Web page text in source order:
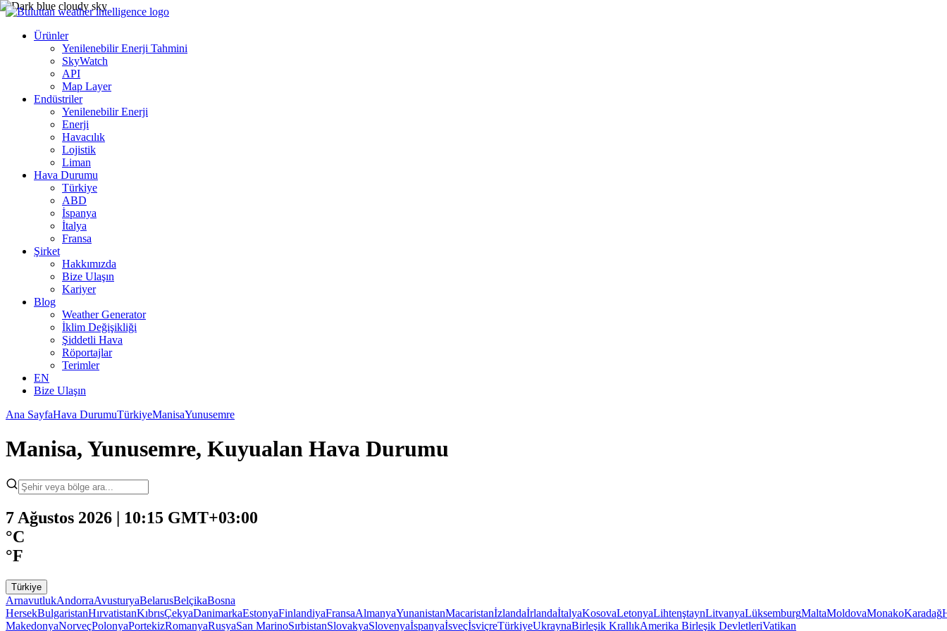
Ürünler
Yenilenebilir Enerji Tahmini
SkyWatch
API
Map Layer
Endüstriler
Yenilenebilir Enerji
Enerji
Havacılık
Lojistik
Liman
Hava Durumu
Türkiye
ABD
İspanya
İtalya
Fransa
Şirket
Hakkımızda
Bize Ulaşın
Kariyer
Blog
Weather Generator
İklim Değişikliği
Şiddetli Hava
Röportajlar
Terimler
EN
Bize Ulaşın
Ana SayfaHava DurumuTürkiyeManisaYunusemre
Manisa, Yunusemre, Kuyualan Hava Durumu
7 Ağustos 2026 | 10:15 GMT+03:00
°C
°F
Türkiye
ArnavutlukAndorraAvusturyaBelarusBelçikaBosna
HersekBulgaristanHırvatistanKıbrısÇekyaDanimarkaEstonyaFinlandiyaFransaAlmanyaYunanistanMacaristanİzlandaİrlandaİtalyaKosovaLetonyaLihtenştaynLitvanyaLüksemburgMaltaMoldovaMonakoKaradağ
MakedonyaNorveçPolonyaPortekizRomanyaRusyaSan MarinoSırbistanSlovakyaSlovenyaİspanyaİsveçİsviçreTürkiyeUkraynaBirleşik KrallıkAmerika Birleşik DevletleriVatikan